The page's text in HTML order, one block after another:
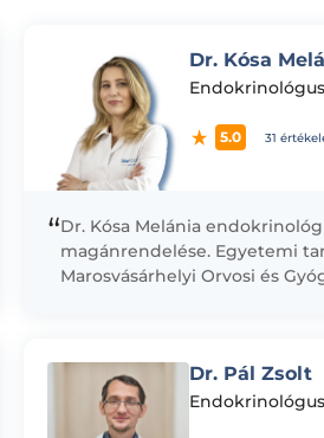
Dr. Kósa
Endokrinológus
5.0 31
“Dr. Kósa Melánia
magánrendelése. Egyetemi
Marosvásárhelyi Orvosi és
Dr. Pál Zsolt
Endokrinológus